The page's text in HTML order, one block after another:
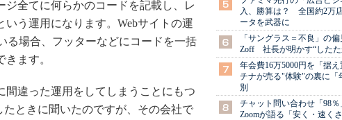
全てに何らかのコードを記載し、レ
う運用になります。Webサイトの運
る場合、フッターなどにコードを一括
ます。
違った運用をしてしまうことにもつ
ときに聞いたのですが、その会社で
入、勝算は？ 全国約2万
ータを武器に
「サングラス＝不良」の
Zoff 社長が明かす“したた
年会費16万5000円を「据
チナが売る"体験"の裏に「
別
チャット問い合わせ「98
Zoomが語る「安く・速く